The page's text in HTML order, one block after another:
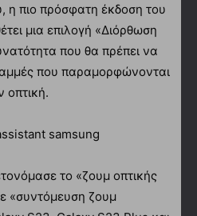
η πιο πρόσφατη έκδοση του
μια επιλογή «Διόρθωση
που θα πρέπει να
που παραμορφώνονται
οπτική.
το «ζουμ οπτικής
«συντόμευση ζουμ